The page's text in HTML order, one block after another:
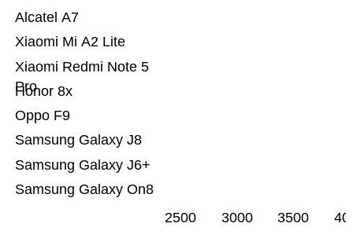
Samsung Galaxy On8
Samsung Galaxy J6+
Samsung Galaxy J8
Oppo F9
Honor 8x
Xiaomi Redmi Note 5
Pro
Xiaomi Mi A2 Lite
Alcatel A7
2500 3000 3500